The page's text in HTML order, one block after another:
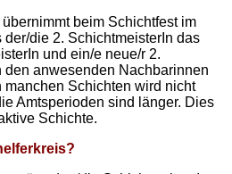
beim Schichtfest im
die 2. SchichtmeisterIn das
und ein/e neue/r 2.
den anwesenden Nachbarinnen
manchen Schichten wird nicht
Amtsperioden sind länger. Dies
Schichte.